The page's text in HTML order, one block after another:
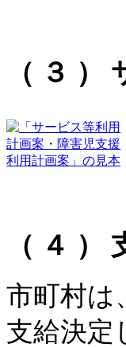
（ ３ ）
（ ４ ）
市町村は
支給決定